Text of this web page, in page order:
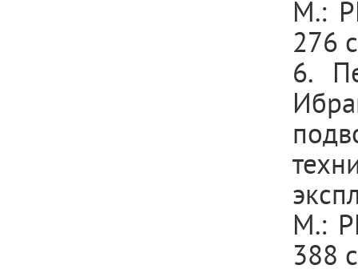
М.:
276
6.
М.:
388